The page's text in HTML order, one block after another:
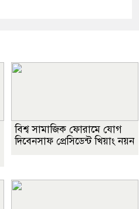
বিশ্ব সামাজিক ফোরামে যোগ
দিবেনসাফ প্রেসিডেন্ট খিয়াং নয়ন